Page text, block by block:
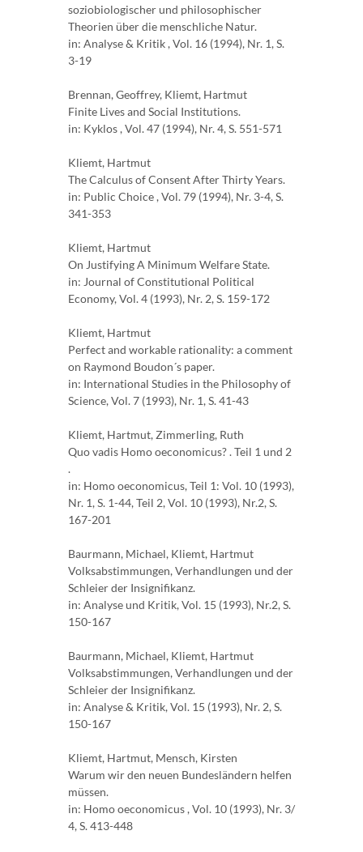
soziobiologischer und philosophischer
Theorien über die menschliche Natur.
in: Analyse & Kritik , Vol. 16 (1994), Nr. 1, S.
3-19
Brennan, Geoffrey, Kliemt, Hartmut
Finite Lives and Social Institutions.
in: Kyklos , Vol. 47 (1994), Nr. 4, S. 551-571
Kliemt, Hartmut
The Calculus of Consent After Thirty Years.
in: Public Choice , Vol. 79 (1994), Nr. 3-4, S.
341-353
Kliemt, Hartmut
On Justifying A Minimum Welfare State.
in: Journal of Constitutional Political
Economy, Vol. 4 (1993), Nr. 2, S. 159-172
Kliemt, Hartmut
Perfect and workable rationality: a comment
on Raymond Boudon´s paper.
in: International Studies in the Philosophy of
Science, Vol. 7 (1993), Nr. 1, S. 41-43
Kliemt, Hartmut, Zimmerling, Ruth
Quo vadis Homo oeconomicus? . Teil 1 und 2
.
in: Homo oeconomicus, Teil 1: Vol. 10 (1993),
Nr. 1, S. 1-44, Teil 2, Vol. 10 (1993), Nr.2, S.
167-201
Baurmann, Michael, Kliemt, Hartmut
Volksabstimmungen, Verhandlungen und der
Schleier der Insignifikanz.
in: Analyse und Kritik, Vol. 15 (1993), Nr.2, S.
150-167
Baurmann, Michael, Kliemt, Hartmut
Volksabstimmungen, Verhandlungen und der
Schleier der Insignifikanz.
in: Analyse & Kritik, Vol. 15 (1993), Nr. 2, S.
150-167
Kliemt, Hartmut, Mensch, Kirsten
Warum wir den neuen Bundesländern helfen
müssen.
in: Homo oeconomicus , Vol. 10 (1993), Nr. 3/
4, S. 413-448